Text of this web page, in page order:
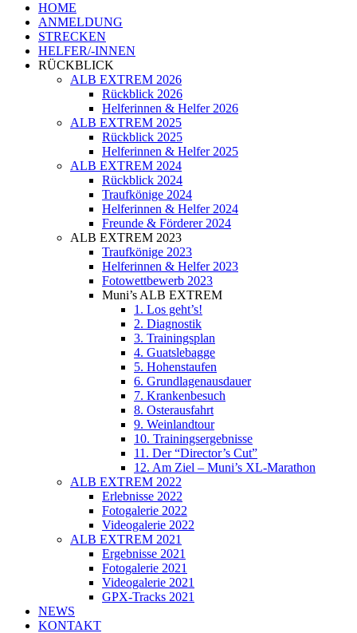
HOME
ANMELDUNG
STRECKEN
HELFER/-INNEN
RÜCKBLICK
ALB EXTREM 2026
Rückblick 2026
Helferinnen & Helfer 2026
ALB EXTREM 2025
Rückblick 2025
Helferinnen & Helfer 2025
ALB EXTREM 2024
Rückblick 2024
Traufkönige 2024
Helferinnen & Helfer 2024
Freunde & Förderer 2024
ALB EXTREM 2023
Traufkönige 2023
Helferinnen & Helfer 2023
Fotowettbewerb 2023
Muni’s ALB EXTREM
1. Los geht’s!
2. Diagnostik
3. Trainingsplan
4. Guatslebagge
5. Hohenstaufen
6. Grundlagenausdauer
7. Krankenbesuch
8. Osterausfahrt
9. Weinlandtour
10. Trainingsergebnisse
11. Der “Director’s Cut”
12. Am Ziel – Muni’s XL-Marathon
ALB EXTREM 2022
Erlebnisse 2022
Fotogalerie 2022
Videogalerie 2022
ALB EXTREM 2021
Ergebnisse 2021
Fotogalerie 2021
Videogalerie 2021
GPX-Tracks 2021
NEWS
KONTAKT